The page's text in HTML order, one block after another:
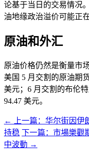
论基于当日的交易情况
油地缘政治溢价可能正
原油和外汇
原油价格仍然是衡量市
美国 5 月交割的原油期
美元；6 月交割的布伦
94.47 美元。
← 上一篇：华尔街因伊
持稳 下一篇：市場樂觀
中波動 →